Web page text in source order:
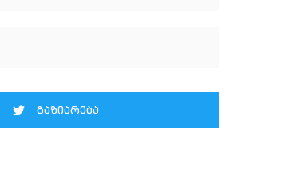
გაზიარება